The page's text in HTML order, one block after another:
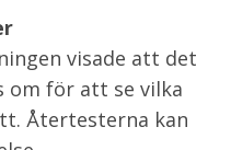
visade att det
om för att se vilka
Återtesterna kan